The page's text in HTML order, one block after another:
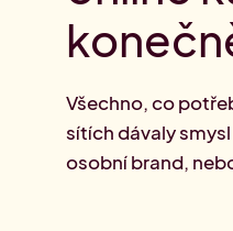
Přehled Akademií
Všechno, co
sítích dávaly
osobní brand,